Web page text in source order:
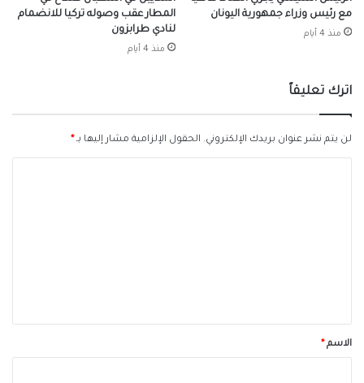
مع رئيس وزراء جمهورية اليونان
منذ 4 أيام
المطار عقب وصوله تركيا للانضمام
لنادي طرابزون
منذ 4 أيام
اترك تعليقاً
لن يتم نشر عنوان بريدك الإلكتروني. الحقول الإلزامية مشار إليها بـ*
*الاسم*